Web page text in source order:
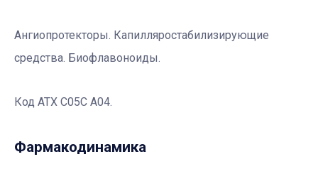
Ангиопротекторы. Капилляростабилизирующие
средства. Биофлавоноиды.
Код АТХ С05С А04.
Фармакодинамика